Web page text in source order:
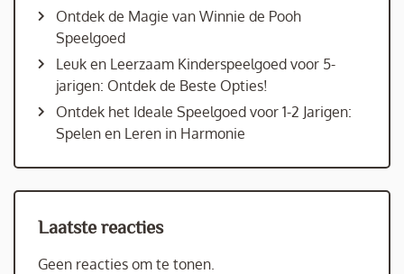
Ontdek de Magie van Winnie de Pooh
Speelgoed
Leuk en Leerzaam Kinderspeelgoed voor 5-
jarigen: Ontdek de Beste Opties!
Ontdek het Ideale Speelgoed voor 1-2 Jarigen:
Spelen en Leren in Harmonie
Laatste reacties
Geen reacties om te tonen.